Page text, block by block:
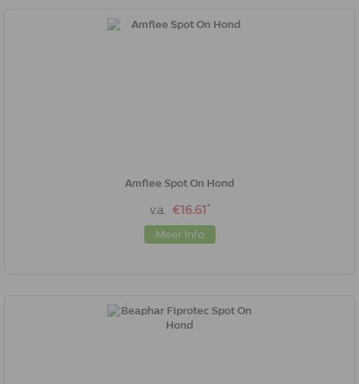
Amflee Spot On Hond
v.a. €16.61 *
Meer Info